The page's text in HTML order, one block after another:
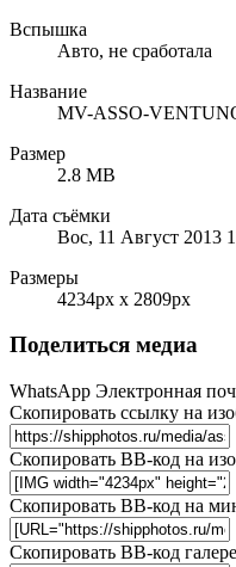
Вспышка
Авто, не сработала
Название
MV-ASSO-
Размер
2.8 MB
Дата съёмки
Вос, 11 Август 2013
Размеры
4234px x 2809px
Поделиться медиа
WhatsApp Электронная
Скопировать ссылку на
Скопировать BB-код на
Скопировать BB-код на
Скопировать BB-код